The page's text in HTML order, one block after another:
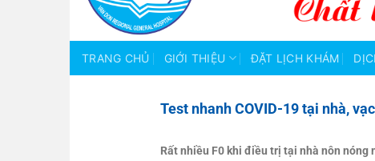
TRANG CHỦ GIỚI THIỆU ĐẶT LỊCH KHÁM
Test nhanh COVID-19 tại nhà,
Rất nhiều F0 khi điều trị tại nhà nôn